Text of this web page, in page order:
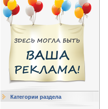
Категории раздела